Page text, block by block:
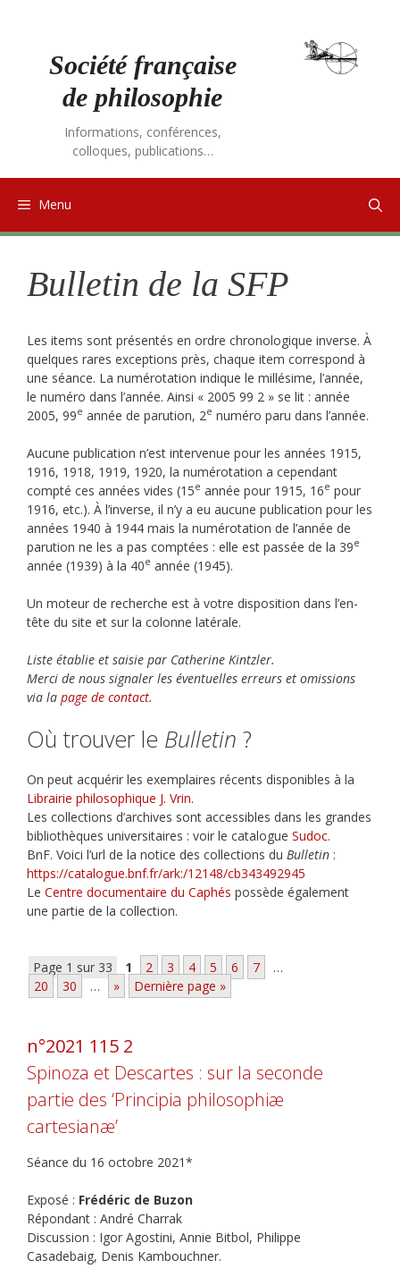
Société française
de philosophie
Informations, conférences,
colloques, publications…
Menu
Bulletin de la SFP
Les items sont présentés en ordre chronologique inverse. À
quelques rares exceptions près, chaque item correspond à
une séance. La numérotation indique le millésime, l’année,
le numéro dans l’année. Ainsi « 2005 99 2 » se lit : année
2005, 99e année de parution, 2e numéro paru dans l’année.
Aucune publication n’est intervenue pour les années 1915,
1916, 1918, 1919, 1920, la numérotation a cependant
compté ces années vides (15e année pour 1915, 16e pour
1916, etc.). À l’inverse, il n’y a eu aucune publication pour les
années 1940 à 1944 mais la numérotation de l’année de
parution ne les a pas comptées : elle est passée de la 39e
année (1939) à la 40e année (1945).
Un moteur de recherche est à votre disposition dans l’en-
tête du site et sur la colonne latérale.
Liste établie et saisie par Catherine Kintzler.
Merci de nous signaler les éventuelles erreurs et omissions
via la page de contact.
Où trouver le Bulletin ?
On peut acquérir les exemplaires récents disponibles à la
Librairie philosophique J. Vrin.
Les collections d’archives sont accessibles dans les grandes
bibliothèques universitaires : voir le catalogue Sudoc.
BnF. Voici l’url de la notice des collections du Bulletin :
https://catalogue.bnf.fr/ark:/12148/cb343492945
Le Centre documentaire du Caphés possède également
une partie de la collection.
Page 1 sur 33 1 2 3 4 5 6 7
…
20
30 … » Dernière page »
n°2021 115 2
Spinoza et Descartes : sur la seconde
partie des ‘Principia philosophiæ
cartesianæ’
Séance du 16 octobre 2021*
Exposé : Frédéric de Buzon
Répondant : André Charrak
Discussion : Igor Agostini, Annie Bitbol, Philippe
Casadebaig, Denis Kambouchner.